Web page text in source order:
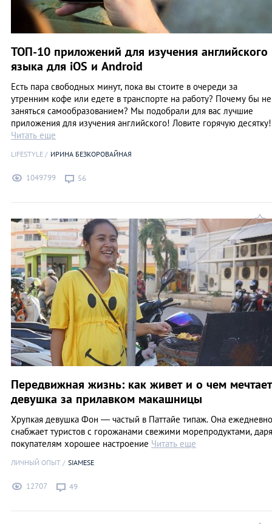
ТОП-10 приложений для изучения английского
языка для iOS и Android
Есть пара свободных минут, пока вы стоите в очереди за
утренним кофе или едете в транспорте на работу? Почему бы не
заняться самообразованием? Мы подобрали для вас лучшие
приложения для изучения английского! Ловите горячую десятку!
Читать еще
LIFESTYLE ИРИНА БЕЗКОРОВАЙНАЯ
1049799 56
Передвижная жизнь: как живет и о чем мечтает
девушка за прилавком макашницы
Хрупкая девушка Фон — частый в Паттайе типаж. Она ежедневно
снабжает туристов с горожанами свежими морепродуктами, даря
покупателям хорошее настроение Читать еще
ЛИЧНЫЙ ОПЫТ SIAMESE
12707 49